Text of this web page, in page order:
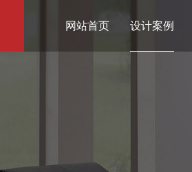
网站首页 设计案例